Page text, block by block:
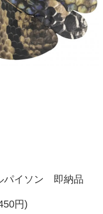
イソン 即納品
円)